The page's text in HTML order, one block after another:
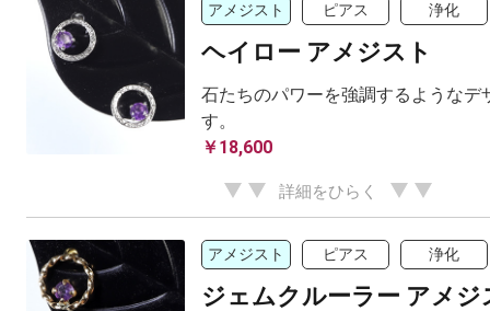
アメジスト ピアス 浄化
ヘイロー アメジスト
石たちのパワーを強調するようなデ
す。
￥18,600
詳細をひらく
アメジスト ピアス 浄化
ジェムクルーラー アメジ